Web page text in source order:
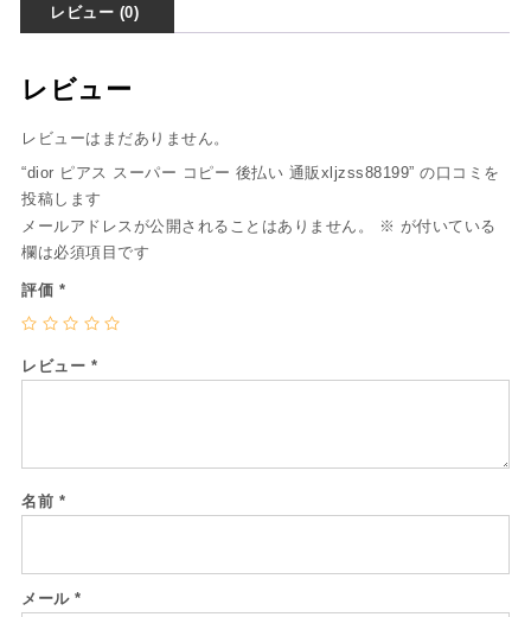
レビュー (0)
レビュー
レビューはまだありません。
“dior ピアス スーパー コピー 後払い 通販xljzss88199” の口コミを
投稿します
メールアドレスが公開されることはありません。
※ が付いている
欄は必須項目です
評価 *
レビュー *
名前 *
メール*